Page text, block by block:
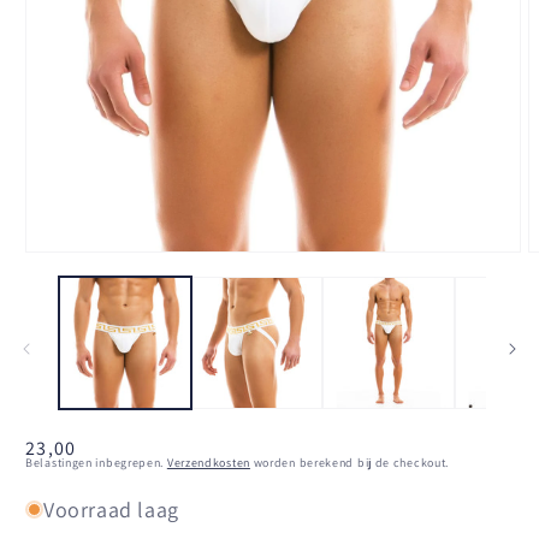
modaal
Normale
23,00
Belastingen inbegrepen. Verzendkosten worden berekend bij de checkout.
Voorraad laag